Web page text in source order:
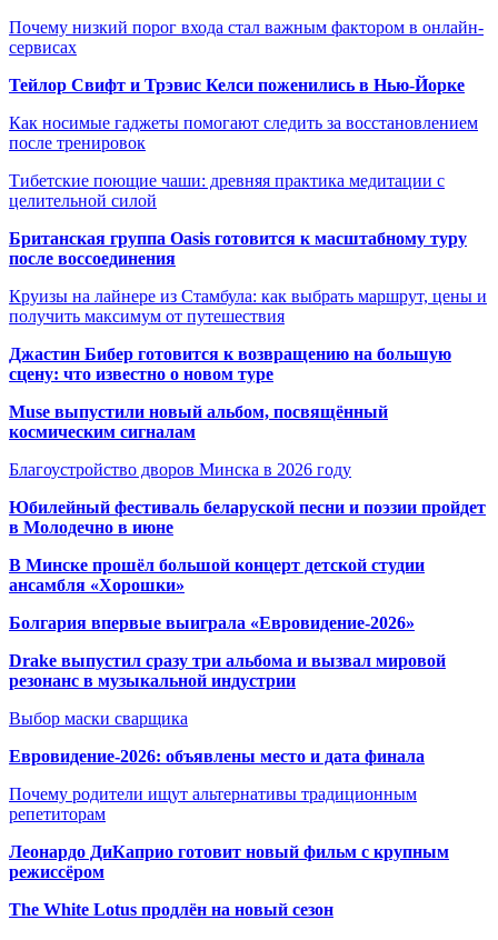
Почему низкий порог входа стал важным фактором в онлайн-
сервисах
Тейлор Свифт и Трэвис Келси поженились в Нью-Йорке
Как носимые гаджеты помогают следить за восстановлением
после тренировок
Тибетские поющие чаши: древняя практика медитации с
целительной силой
Британская группа Oasis готовится к масштабному туру
после воссоединения
Круизы на лайнере из Стамбула: как выбрать маршрут, цены и
получить максимум от путешествия
Джастин Бибер готовится к возвращению на большую
сцену: что известно о новом туре
Muse выпустили новый альбом, посвящённый
космическим сигналам
Благоустройство дворов Минска в 2026 году
Юбилейный фестиваль беларуской песни и поэзии пройдет
в Молодечно в июне
В Минске прошёл большой концерт детской студии
ансамбля «Хорошки»
Болгария впервые выиграла «Евровидение-2026»
Drake выпустил сразу три альбома и вызвал мировой
резонанс в музыкальной индустрии
Выбор маски сварщика
Евровидение-2026: объявлены место и дата финала
Почему родители ищут альтернативы традиционным
репетиторам
Леонардо ДиКаприо готовит новый фильм с крупным
режиссёром
The White Lotus продлён на новый сезон